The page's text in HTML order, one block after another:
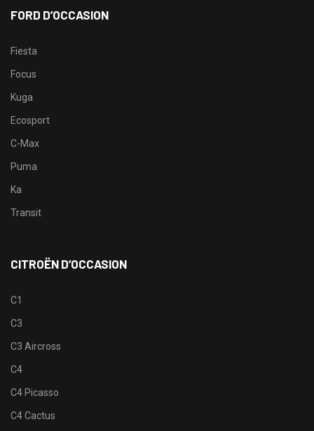
FORD D’OCCASION
Fiesta
Focus
Kuga
Ecosport
C-Max
Puma
Ka
Transit
CITROËN D’OCCASION
C1
C3
C3 Aircross
C4
C4 Picasso
C4 Cactus